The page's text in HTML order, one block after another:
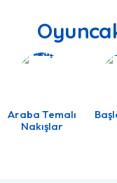
Araba Temalı
Nakışlar